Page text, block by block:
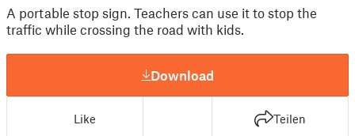
A portable stop sign. Teachers can use it to stop the
traffic while crossing the road with kids.
Download
Like Teilen